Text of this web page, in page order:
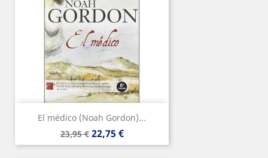
El médico (Noah Gordon)...
Precio
base
23,95 € Precio
22,75 €